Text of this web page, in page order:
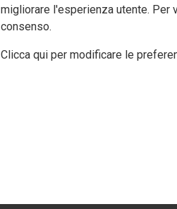
migliorare l'esperienza utente. Per
consenso.
Clicca qui per modificare le